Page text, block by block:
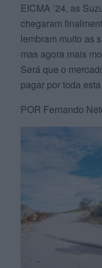
EICMA ’24, as
chegaram
lembram muito as
mas agora mais
Será que o
pagar por toda
POR Fernando